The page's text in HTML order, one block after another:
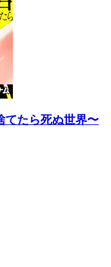
てたら死ぬ世界〜